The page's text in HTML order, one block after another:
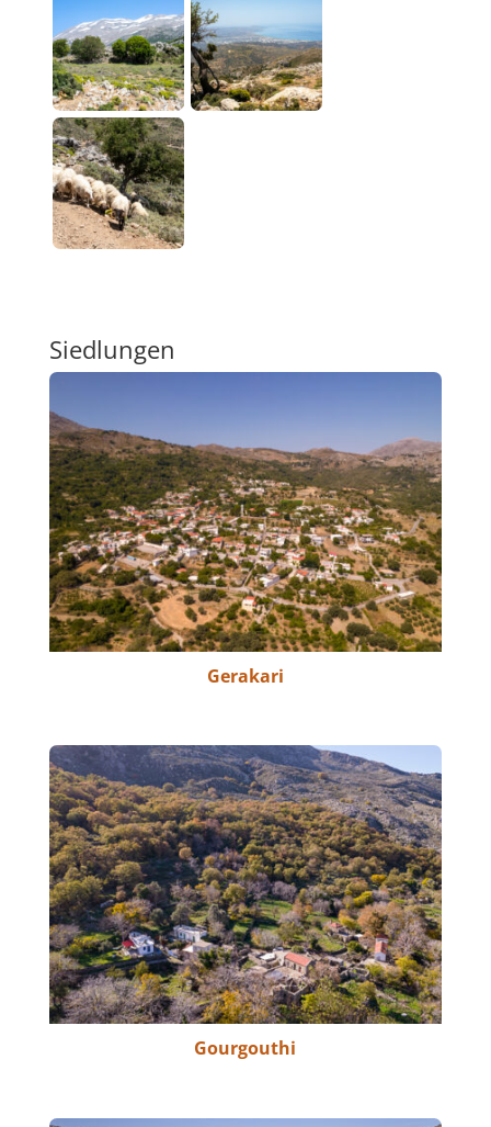
Siedlungen
Gerakari
Gourgouthi